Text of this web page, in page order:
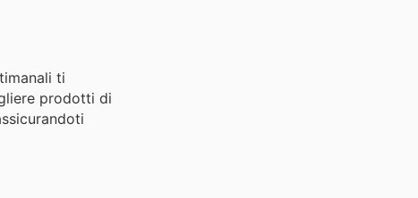
ti
prodotti di